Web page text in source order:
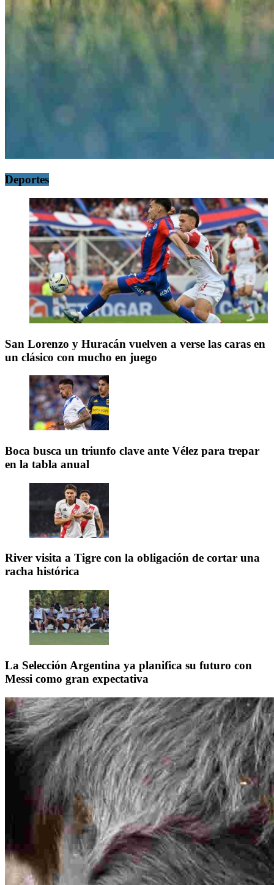
Deportes
San Lorenzo y Huracán vuelven a verse las caras en
un clásico con mucho en juego
Boca busca un triunfo clave ante Vélez para trepar
en la tabla anual
River visita a Tigre con la obligación de cortar una
racha histórica
La Selección Argentina ya planifica su futuro con
Messi como gran expectativa